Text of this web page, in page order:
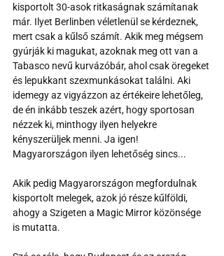
kisportolt 30-asok ritkaságnak számítanak
már. Ilyet Berlinben véletlenül se kérdeznek,
mert csak a kűlső számít. Akik meg mégsem
gyúrják ki magukat, azoknak meg ott van a
Tabasco nevű kurvázóbár, ahol csak öregeket
és lepukkant szexmunkásokat találni. Aki
idemegy az vigyázzon az értékeire lehetőleg,
de én inkább teszek azért, hogy sportosan
nézzek ki, minthogy ilyen helyekre
kényszerüljek menni. Ja igen!
Magyarországon ilyen lehetőség sincs...
Akik pedig Magyarországon megfordulnak
kisportolt melegek, azok jó része kűlföldi,
ahogy a Szigeten a Magic Mirror közönsége
is mutatta.